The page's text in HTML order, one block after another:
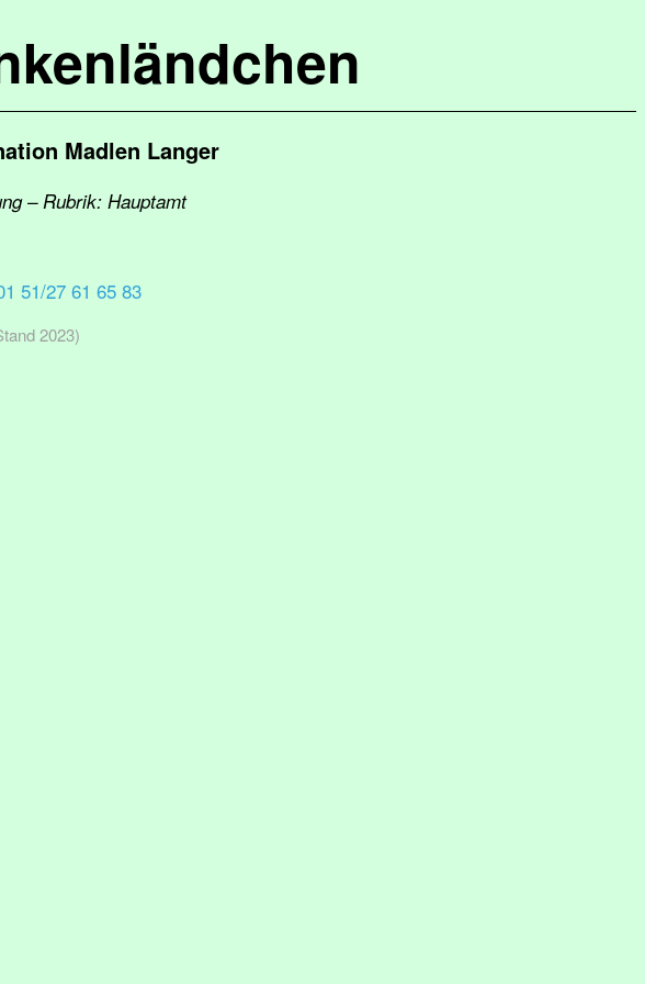
Madlen Langer
– Rubrik: Hauptamt
51/27 61 65 83
2023)